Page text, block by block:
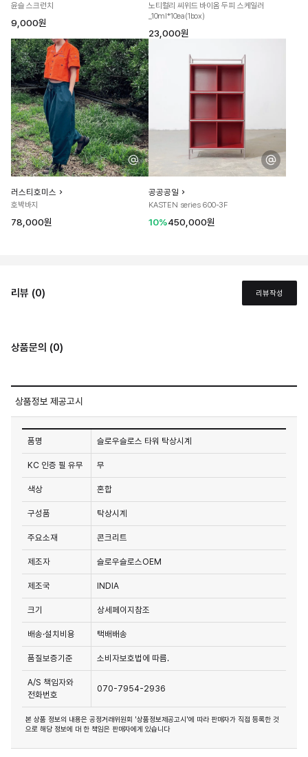
윤슬 스크런치
9,000원
노티컬리 씨위드 바이옴 두피 스케일러
_10ml*10ea(1box)
23,000원
러스티호미스
호박바지
78,000원
공공공일
KASTEN series 600-3F
10%450,000원
리뷰 (0) 리뷰작성
상품문의 (0)
상품정보 제공고시
품명 슬로우슬로스 타워 탁상시계
KC 인증 필 유무 무
색상 혼합
구성품 탁상시계
주요소재 콘크리트
제조자 슬로우슬로스OEM
제조국 INDIA
크기 상세페이지참조
배송·설치비용 택배배송
품질보증기준 소비자보호법에 따름.
A/S 책임자와
전화번호
070-7954-2936
본 상품 정보의 내용은 공정거래위원회 '상품정보제공고시'에 따라 판매자가 직접 등록한 것
으로 해당 정보에 대 한 책임은 판매자에게 있습니다